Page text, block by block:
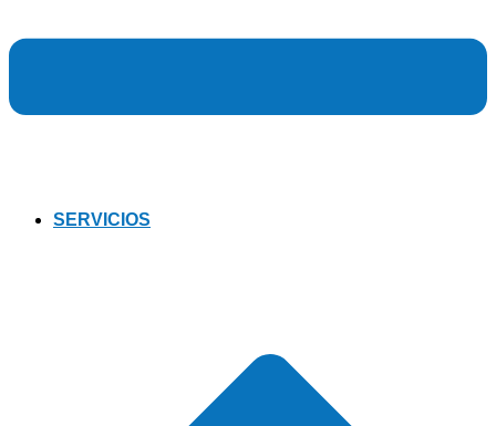
SERVICIOS